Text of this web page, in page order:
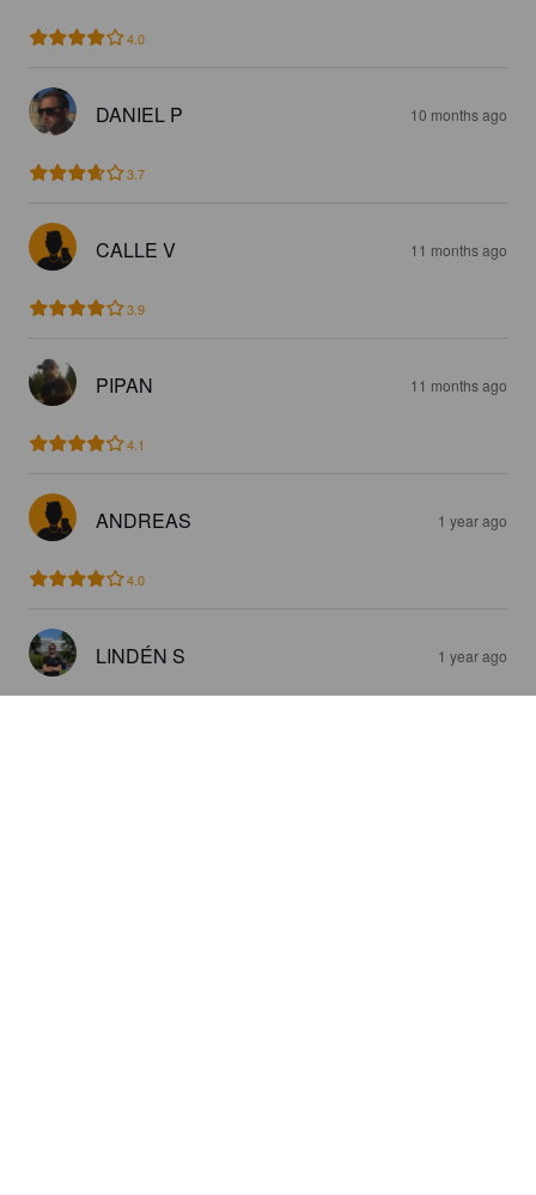
4.0
DANIEL P 10 months ago
3.7
CALLE V 11 months ago
3.9
PIPAN 11 months ago
4.1
ANDREAS 1 year ago
4.0
LINDÉN S 1 year ago